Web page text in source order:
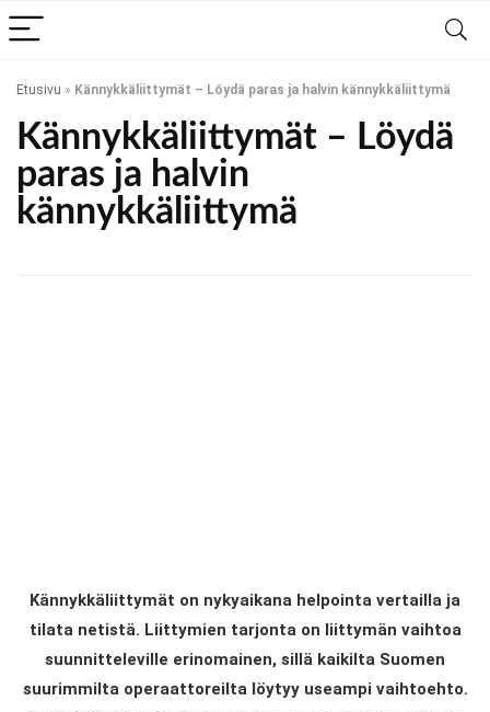
Etusivu » Kännykkäliittymät – Löydä paras ja halvin kännykkäliittymä
Kännykkäliittymät – Löydä
paras ja halvin
kännykkäliittymä
Kännykkäliittymät on nykyaikana helpointa vertailla ja
tilata netistä. Liittymien tarjonta on liittymän vaihtoa
suunnitteleville erinomainen, sillä kaikilta Suomen
suurimmilta operaattoreilta löytyy useampi vaihtoehto.